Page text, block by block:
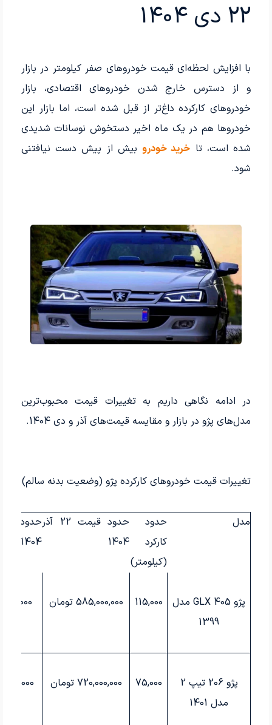
22 دی 1404
با افزایش لحظه‌ای قیمت خودروهای صفر کیلومتر در بازار
و از دسترس خارج شدن خودروهای اقتصادی، بازار
خودروهای کارکرده داغ‌تر از قبل شده است، اما بازار این
خودروها هم در یک ماه اخیر دستخوش نوسانات شدیدی
شده است، تا خرید خودروبیش از پیش دست نیافتنی
شود.
در ادامه نگاهی داریم به تغییرات قیمت محبوب‌ترین
مدل‌های پژو در بازار و مقایسه قیمت‌های آذر و دی 1404.
تغییرات قیمت خودروهای کارکرده پژو (وضعیت بدنه سالم)
مدل
حدود
کارکرد
(کیلومتر)
حدود قیمت 22 آذر
1404
1404
پژو 405 GLXمدل
1399
115,000
585,000,000 تومان
پژو 206 تیپ 2
مدل 1401
75,000
720,000,000 تومان